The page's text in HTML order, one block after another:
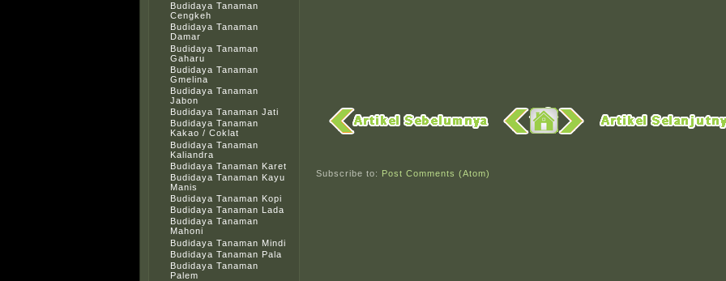
Budidaya Tanaman
Cengkeh
Budidaya Tanaman
Damar
Budidaya Tanaman
Gaharu
Budidaya Tanaman
Gmelina
Budidaya Tanaman
Jabon
Budidaya Tanaman Jati
Budidaya Tanaman
Kakao / Coklat
Budidaya Tanaman
Kaliandra
Budidaya Tanaman Karet
Budidaya Tanaman Kayu
Manis
Budidaya Tanaman Kopi
Budidaya Tanaman Lada
Budidaya Tanaman
Mahoni
Budidaya Tanaman Mindi
Budidaya Tanaman Pala
Budidaya Tanaman
Palem
Subscribe to: Post Comments (Atom)